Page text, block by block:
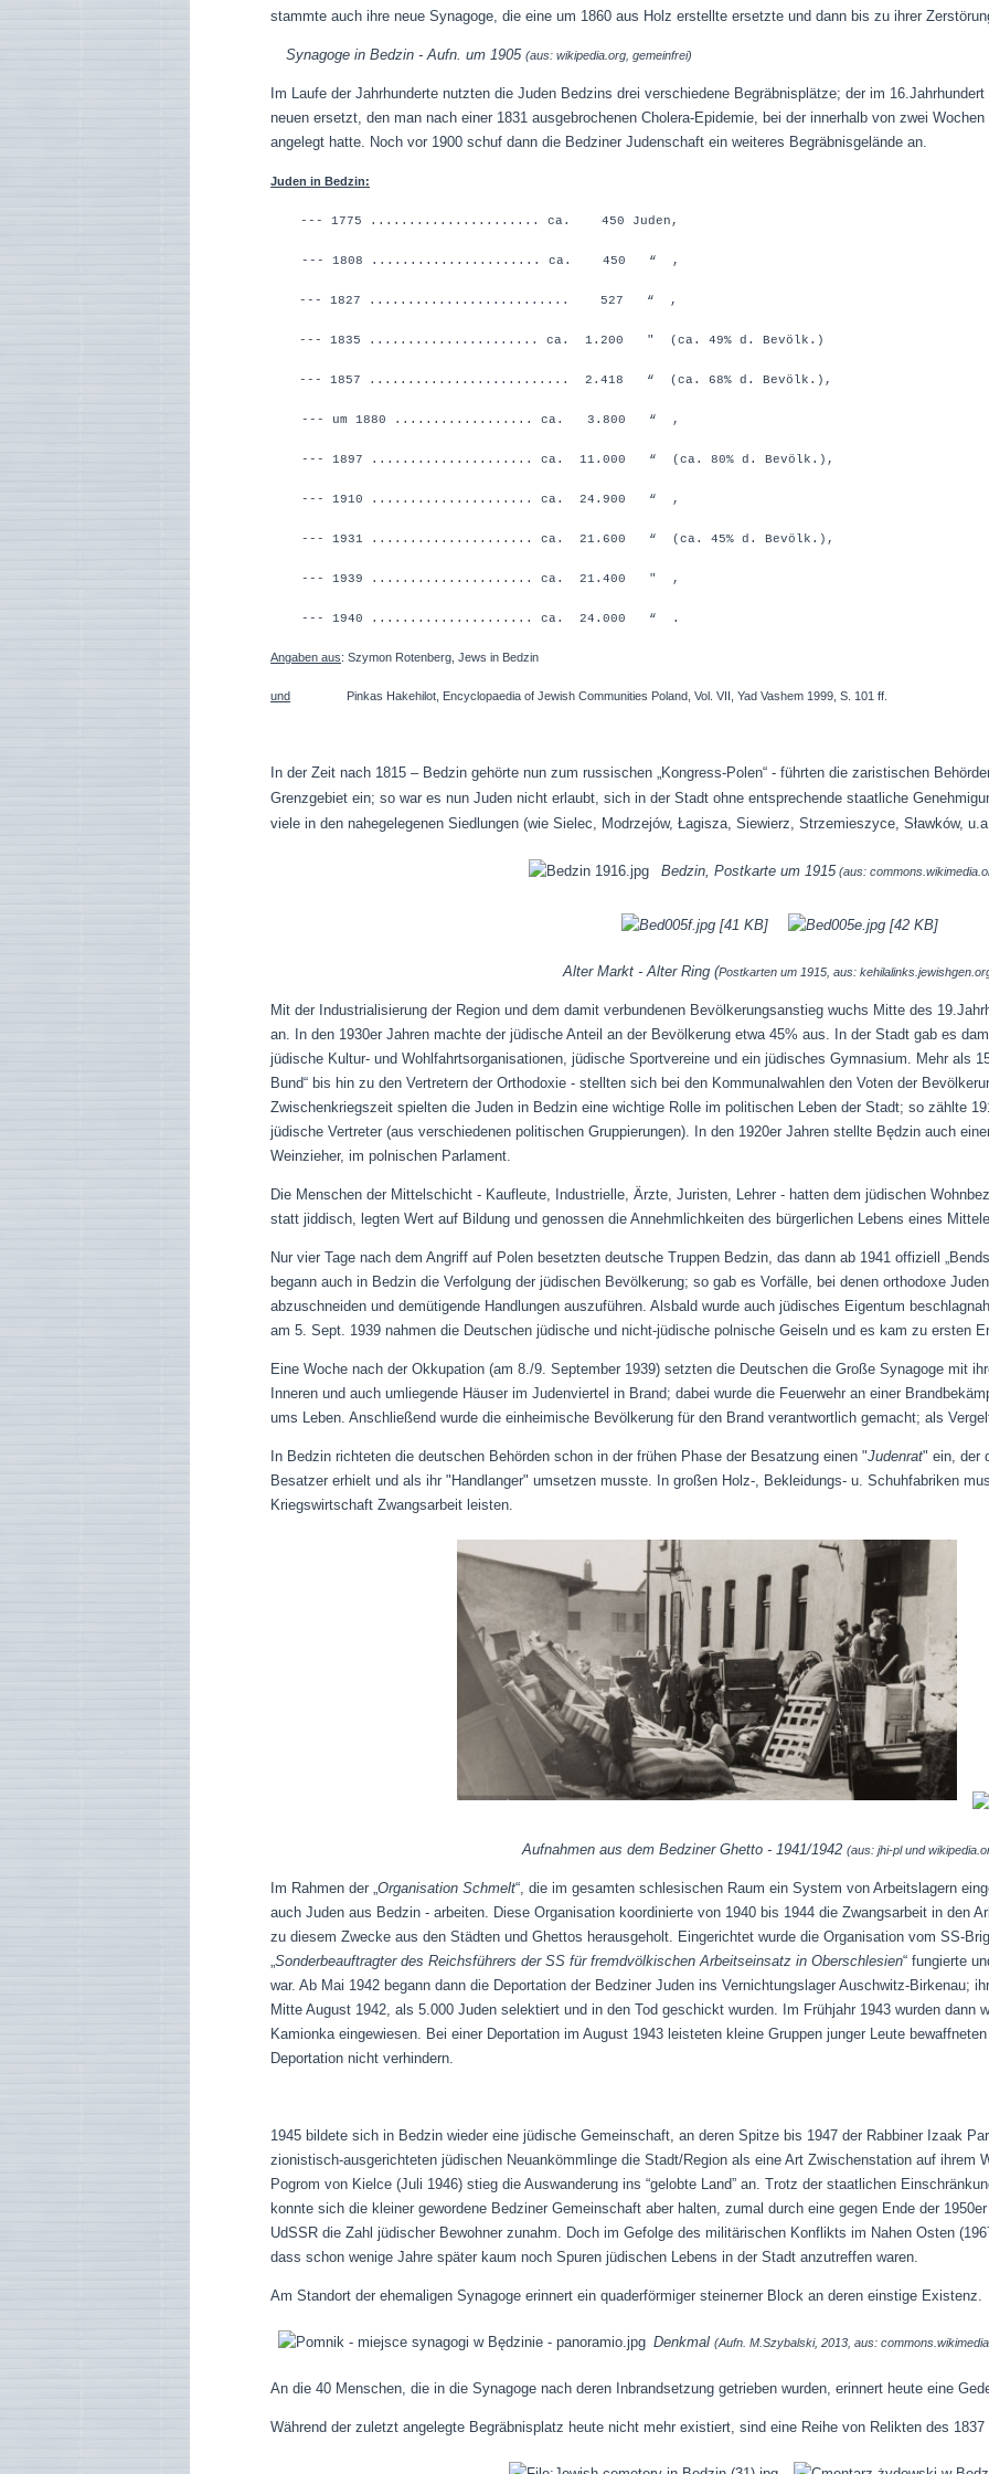
stammte auch ihre neue Synagoge, dieeine um 1860 aus Holz erstellte ersetzte und dann bis zu ihrer
Synagoge in Bedzin - Aufn. um 1905(aus: wikipedia.org, gemeinfrei)
Im Laufe der Jahrhunderte nutzten die Juden Bedzins drei verschiedene Begräbnisplätze; der im
neuen ersetzt,den man nach einer 1831 ausgebrochenen Cholera-Epidemie, bei der innerhalb von zwei
angelegt hatte. Noch vor 1900 schuf dann die Bedziner Judenschaft ein weiteres Begräbnisgelände an.
Juden in Bedzin:
--- 1775 ...................... ca. 450 Juden,
--- 1808 ...................... ca. 450 “ ,
--- 1827 .......................... 527 “ ,
--- 1835 ...................... ca. 1.200 " (ca. 49% d. Bevölk.)
--- 1857 .......................... 2.418 “ (ca. 68% d. Bevölk.),
--- um 1880 .................. ca. 3.800 “ ,
--- 1897 ..................... ca. 11.000 “ (ca. 80% d. Bevölk.),
--- 1910 ..................... ca. 24.900 “ ,
--- 1931 ..................... ca. 21.600 “ (ca. 45% d. Bevölk.),
--- 1939 ..................... ca. 21.400 " ,
--- 1940 ..................... ca. 24.000 “ .
Angaben aus: Szymon Rotenberg, Jews in Bedzin
und Pinkas Hakehilot, Encyclopaedia of Jewish Communities Poland, Vol. VII, Yad Vashem 1999, S. 101 ff.
In der Zeit nach 1815 – Bedzin gehörte nun zum russischen „Kongress-Polen“ - führten die zaristischen
Grenzgebiet ein; so war es nun Juden nicht erlaubt, sich in der Stadt ohne entsprechende staatliche
viele in den nahegelegenen Siedlungen (wie Sielec, Modrzejów, Łagisza, Siewierz, Strzemieszyce, Sławków,
Bedzin, Postkarte um 1915 (aus:
Alter Markt - Alter Ring (Postkarten um 1915, aus:
Mit der Industrialisierung der Region und dem damit verbundenen Bevölkerungsanstieg wuchs Mitte des
an. In den 1930er Jahren machte der jüdische Anteil an der Bevölkerung etwa 45% aus. In der Stadt gab es
jüdische Kultur- und Wohlfahrtsorganisationen, jüdische Sportvereine und ein jüdisches Gymnasium. Mehr als
Bund“ bis hin zu den Vertretern der Orthodoxie - stellten sich bei den Kommunalwahlen den Voten der
Zwischenkriegszeit spielten die Juden in Bedzin eine wichtige Rolle im politischen Leben der Stadt; so zählte
jüdische Vertreter (aus verschiedenen politischen Gruppierungen). In den 1920er Jahren stellte Będzin auch
Weinzieher, im polnischen Parlament.
Die Menschen der Mittelschicht - Kaufleute, Industrielle, Ärzte, Juristen, Lehrer - hatten dem jüdischen
statt jiddisch, legten Wert auf Bildung und genossen die Annehmlichkeiten des bürgerlichen Lebens eines
Nur vier Tage nach dem Angriff auf Polen besetzten deutsche Truppen Bedzin, das dann ab 1941 offiziell
begann auch in Bedzin die Verfolgung der jüdischen Bevölkerung; so gab es Vorfälle, bei denen orthodoxe
abzuschneiden und demütigende Handlungen auszuführen. Alsbald wurde auch jüdisches Eigentum
am 5. Sept. 1939 nahmen die Deutschen jüdische und nicht-jüdische polnische Geiseln und es kam zu ersten
Eine Woche nach der Okkupation (am 8./9. September 1939) setzten die Deutschen die Große Synagoge mit
Inneren und auch umliegende Häuser im Judenviertel in Brand;dabei wurde die Feuerwehr an einer
ums Leben. Anschließend wurde die einheimische Bevölkerung für den Brand verantwortlich gemacht; als
In Bedzin richteten die deutschen Behörden schon in der frühen Phase der Besatzung einen "Judenrat" ein, der
Besatzer erhielt und als ihr "Handlanger" umsetzen musste. In großen Holz-, Bekleidungs- u. Schuhfabriken
Kriegswirtschaft Zwangsarbeit leisten.
Aufnahmen aus dem Bedziner Ghetto - 1941/1942(aus: jhi-pl und
Im Rahmen der „Organisation Schmelt“, die im gesamten schlesischen Raum ein System von Arbeitslagern
auch Juden aus Bedzin - arbeiten. Diese Organisation koordinierte von 1940 bis 1944 die Zwangsarbeit in den
zu diesem Zwecke aus den Städten und Ghettos herausgeholt. Eingerichtet wurde die Organisation vom SS-
„Sonderbeauftragter des Reichsführers der SS für fremdvölkischen Arbeitseinsatz in Oberschlesien“ fungierte
war. Ab Mai 1942 begann dann die Deportation der Bedziner Juden ins Vernichtungslager Auschwitz-Birkenau;
Mitte August 1942, als 5.000 Juden selektiert und in den Tod geschickt wurden. Im Frühjahr 1943 wurden dann
Kamionka eingewiesen. Bei einer Deportation im August 1943 leisteten kleine Gruppen junger Leute
Deportation nicht verhindern.
1945 bildete sich in Bedzin wieder eine jüdische Gemeinschaft, an deren Spitze bis 1947 der Rabbiner Izaak
zionistisch-ausgerichteten jüdischen Neuankömmlinge die Stadt/Region als eine Art Zwischenstation auf ihrem
Pogrom von Kielce (Juli 1946) stieg die Auswanderung ins “gelobte Land” an. Trotz der staatlichen
konnte sich die kleiner gewordene Bedziner Gemeinschaft aber halten, zumal durch eine gegen Ende der
UdSSR die Zahl jüdischer Bewohner zunahm. Doch im Gefolge des militärischen Konflikts im Nahen Osten
dass schon wenige Jahre später kaum noch Spuren jüdischen Lebens in der Stadt anzutreffen waren.
Am Standort der ehemaligen Synagoge erinnert ein quaderförmiger steinerner Block an deren einstige Existenz.
Denkmal(Aufn. M.Szybalski, 2013, aus:
An die 40 Menschen, die in die Synagoge nach deren Inbrandsetzung getrieben wurden, erinnert heute eine
Während der zuletzt angelegte Begräbnisplatz heute nicht mehr existiert, sind eine Reihe von Relikten des